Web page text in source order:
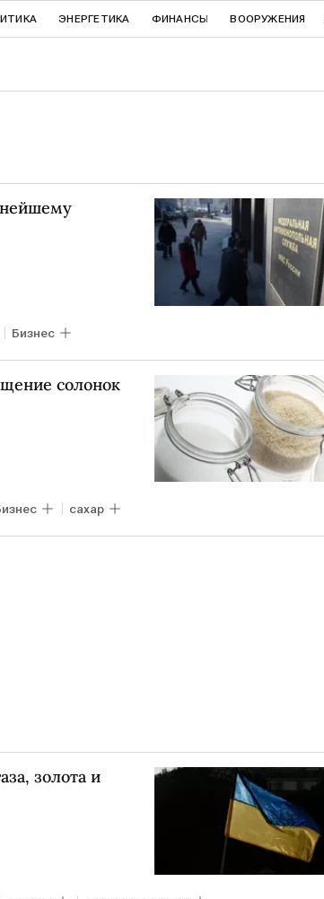
ЭНЕРГЕТИКА ФИНАНСЫ ВООРУЖЕНИЯ
Бизнес
солонок
сахар
золота и